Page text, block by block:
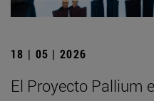
18 | 05 | 2026
El Proyecto Pallium